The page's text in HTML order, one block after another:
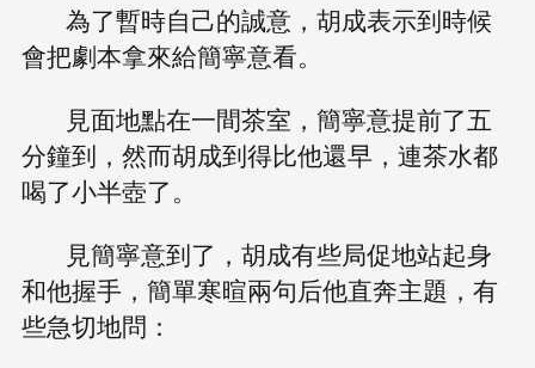
為了暫時自己的誠意，胡成表示到時候
會把劇本拿來給簡寧意看。
見面地點在一間茶室，簡寧意提前了五
分鐘到，然而胡成到得比他還早，連茶水都
喝了小半壺了。
見簡寧意到了，胡成有些局促地站起身
和他握手，簡單寒暄兩句后他直奔主題，有
些急切地問：